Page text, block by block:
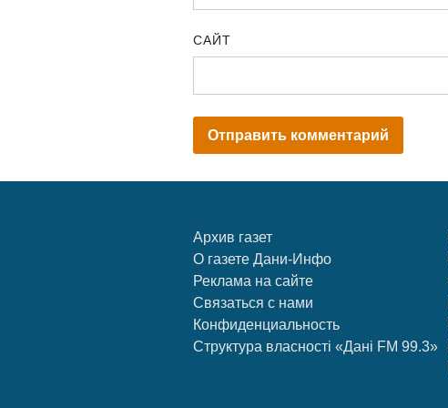
САЙТ
Архив газет
О газете Дани-Инфо
Реклама на сайте
Связаться с нами
Конфиденциальность
Структура власності «Дані FM 99.3»